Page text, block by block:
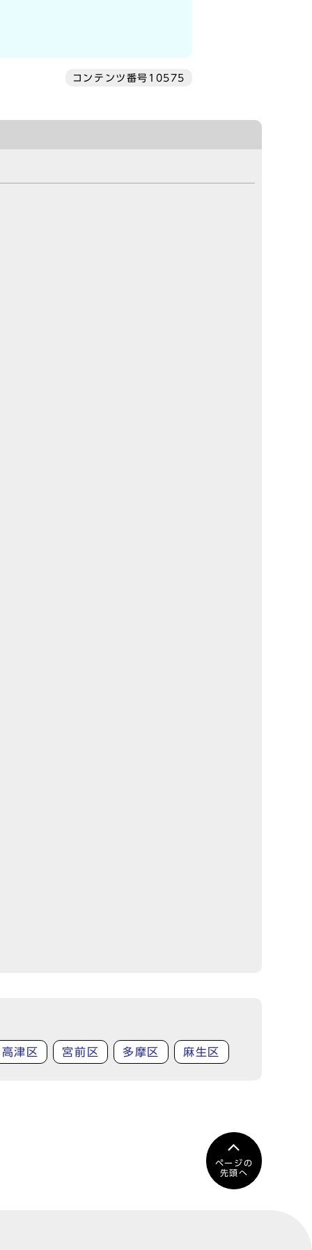
コンテンツ番号10575
高津区 宮前区 多摩区 麻生区
ページの
先頭へ